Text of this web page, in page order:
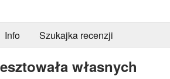
Info Szukajka recenzji
własnych